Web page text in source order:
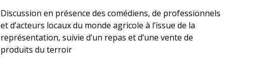
Discussion en présence des comédiens, de professionnels
et d’acteurs locaux du monde agricole à l’issue de la
représentation, suivie d’un repas et d’une vente de
produits du terroir